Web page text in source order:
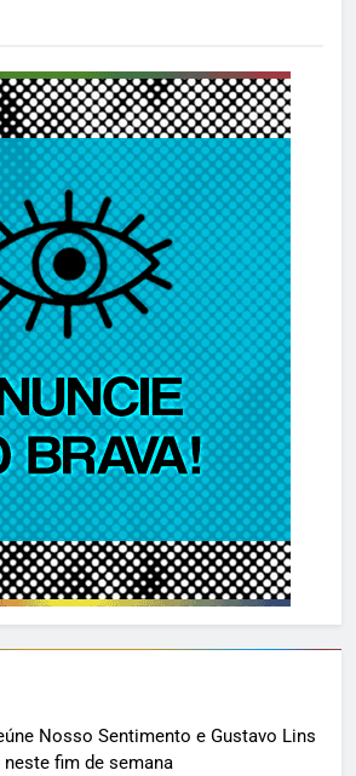
Nosso Sentimento e Gustavo Lins
fim de semana